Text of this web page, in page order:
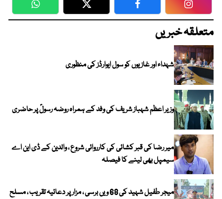
WhatsApp Twitter Facebook
متعلقہ خبریں
شہداء اور غازیوں کو سول ایوارڈز کی منظوری
وزیر اعظم شہباز شریف کی وفد کے ہمراہ روضہ رسولؐ پر حاضری
میر رضا کی قبر کشائی کی کارروائی شروع ، والدین کے ڈی این اے
سیمپل بھی لینے کا فیصلہ
میجر طفیل شہید کی 68 ویں برسی ، مزار پر دعائیہ تقریب ، مسلح